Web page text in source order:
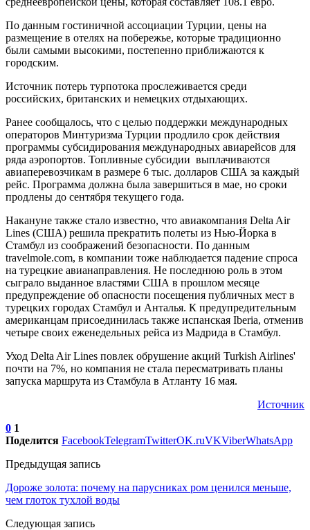
По данным гостиничной ассоциации Турции, цены на
размещение в отелях на побережье, которые традиционно
были самыми высокими, постепенно приближаются к
городским.
Источник потерь турпотока прослеживается среди
российских, британских и немецких отдыхающих.
Ранее сообщалось, что с целью поддержки международных
операторов Минтуризма Турции продлило срок действия
программы субсидирования международных авиарейсов для
ряда аэропортов. Топливные субсидии выплачиваются
авиаперевозчикам в размере 6 тыс. долларов США за каждый
рейс. Программа должна была завершиться в мае, но сроки
продлены до сентября текущего года.
Накануне также стало известно, что авиакомпания Delta Air
Lines (США) решила прекратить полеты из Нью-Йорка в
Стамбул из соображений безопасности. По данным
travelmole.com, в компании тоже наблюдается падение спроса
на турецкие авианаправления. Не последнюю роль в этом
сыграло выданное властями США в прошлом месяце
предупреждение об опасности посещения публичных мест в
турецких городах Стамбул и Анталья. К предупредительным
американцам присоединилась также испанская Iberia, отменив
четыре своих еженедельных рейса из Мадрида в Стамбул.
Уход Delta Air Lines повлек обрушение акций Turkish Airlines'
почти на 7%, но компания не стала пересматривать планы
запуска маршрута из Стамбула в Атланту 16 мая.
Источник
0 1
Поделится FacebookTelegramTwitterOK.ruVKViberWhatsApp
Предыдущая запись
Дороже золота: почему на парусниках ром ценился меньше,
чем глоток тухлой воды
Следующая запись